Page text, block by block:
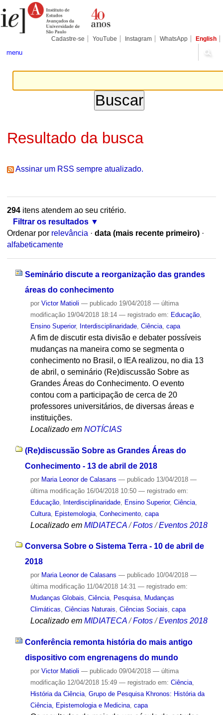
para
conteúdo.
Pessoais
Cadastre-se YouTube Instagram WhatsApp English
menu
Resultado da busca
Assinar um RSS sempre atualizado.
294itens atendem ao seu critério.
Filtrar os resultados
Ordenar por relevância · data (mais recente primeiro) ·
alfabeticamente
Seminário discute a reorganização das grandes
áreas do conhecimento
por Victor Matioli — publicado19/04/2018 — última
modificação19/04/2018 18:14 — registrado em: Educação,
Ensino Superior, Interdisciplinaridade, Ciência, capa
A fim de discutir esta divisão e debater possíveis
mudanças na maneira como se segmenta o
conhecimento no Brasil, o IEA realizou, no dia 13
de abril, o seminário (Re)discussão Sobre as
Grandes Áreas do Conhecimento. O evento
contou com a participação de cerca de 20
professores universitários, de diversas áreas e
instituições.
Localizado em NOTÍCIAS
(Re)discussão Sobre as Grandes Áreas do
Conhecimento - 13 de abril de 2018
por Maria Leonor de Calasans — publicado13/04/2018 —
última modificação16/04/2018 10:50 — registrado em:
Educação, Interdisciplinaridade, Ensino Superior, Ciência,
Cultura, Epistemologia, Conhecimento, capa
Localizado em MIDIATECA /Fotos /Eventos 2018
Conversa Sobre o Sistema Terra - 10 de abril de
2018
por Maria Leonor de Calasans — publicado10/04/2018 —
última modificação11/04/2018 14:31 — registrado em:
Mudanças Globais, Ciência, Pesquisa, Mudanças
Climáticas, Ciências Naturais, Ciências Sociais, capa
Localizado em MIDIATECA /Fotos /Eventos 2018
Conferência remonta história do mais antigo
dispositivo com engrenagens do mundo
por Victor Matioli — publicado09/04/2018 — última
modificação12/04/2018 15:49 — registrado em: Ciência,
História da Ciência, Grupo de Pesquisa Khronos: História da
Ciência, Epistemologia e Medicina, capa